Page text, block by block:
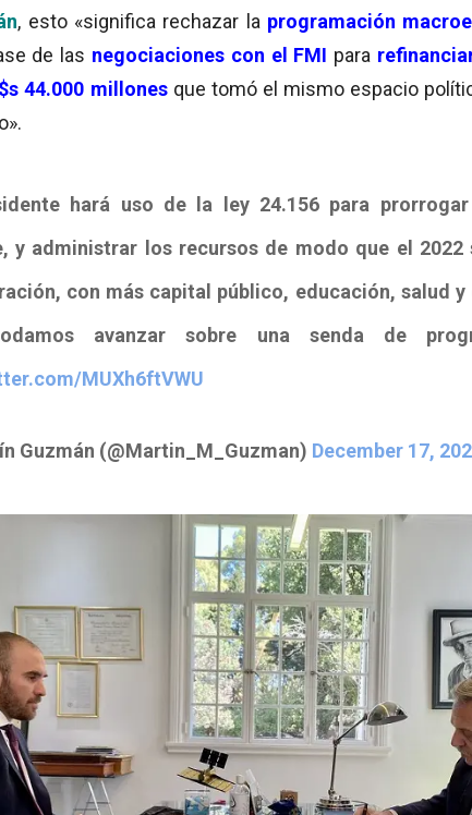
, esto «significa rechazar la programación
de las negociaciones con el FMI para
44.000 millones que tomó el mismo espacio
hará uso de la ley 24.156 para
y administrar los recursos de modo que el 2022
con más capital público, educación, salud
avanzar sobre una senda de
MUXh6ftVWU
Guzmán (@Martin_M_Guzman) December 17,